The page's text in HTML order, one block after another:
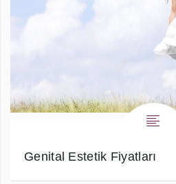
Genital Estetik Fiyatları